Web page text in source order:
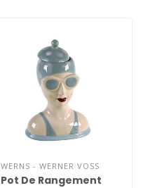
WERNS - WERNER VOSS
Pot De Rangement